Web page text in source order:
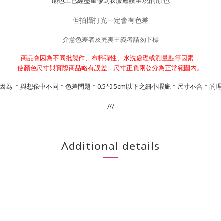
但拍攝打光一定會有色差
介意色差者及完美主義者請勿下標
商品會因為不同批製作、布料彈性、水洗處理或測量點等因素，
使顏色尺寸與實際商品略有誤差，尺寸正負兩公分為正常範圍內。
為 ＊與想像中不同＊色差問題＊0.5*0.5cm以下之細小瑕疵＊尺寸不合＊的
///
Additional details